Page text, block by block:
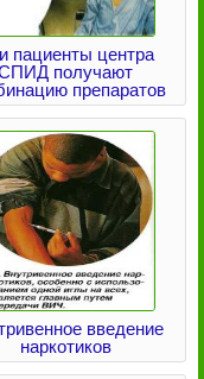
пациенты центра
получают
препаратов
введение
наркотиков